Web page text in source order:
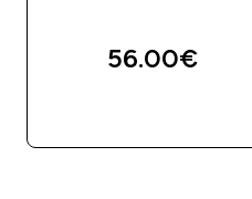
56.00€‎